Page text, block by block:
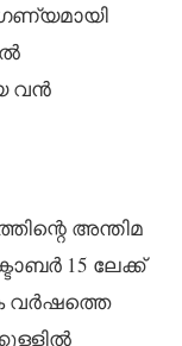
വൻ
അന്തിമ
15 ലേക്ക്
വർഷത്തെ